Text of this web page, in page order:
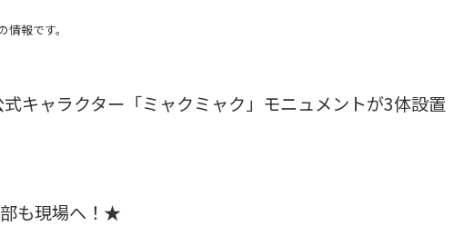
報です。
キャラクター「ミャクミャク」モニュメントが3体設置
も現場へ！★